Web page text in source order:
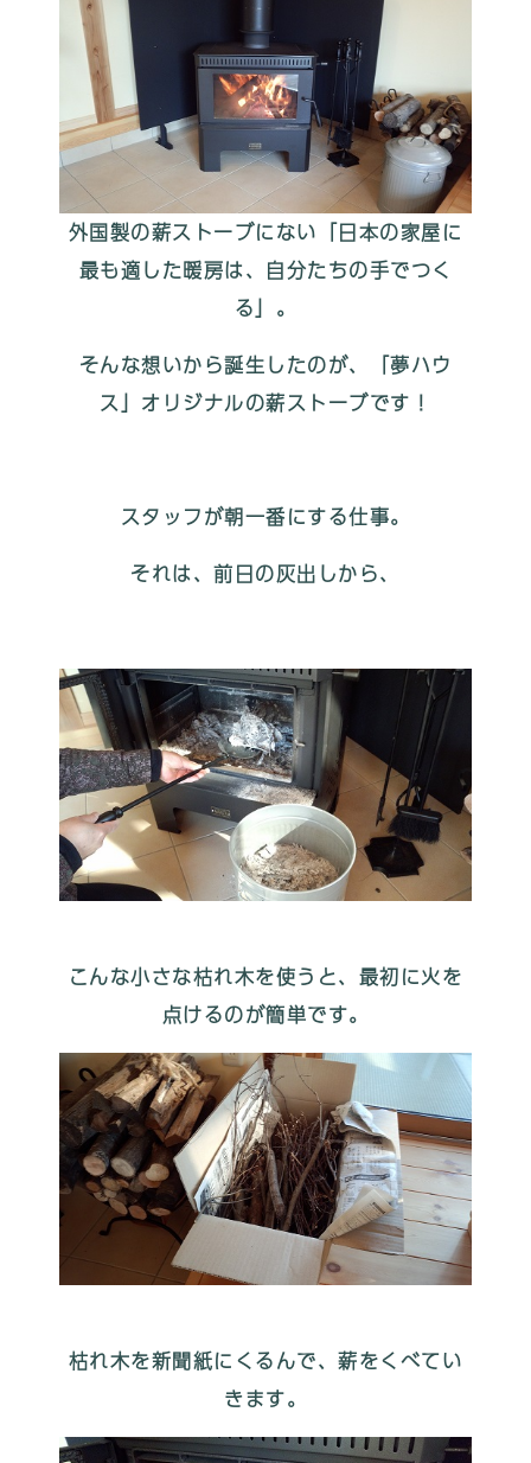
外国製の薪ストーブにない「日本の家屋に
最も適した暖房は、自分たちの手でつく
る」。
そんな想いから誕生したのが、「夢ハウ
ス」オリジナルの薪ストーブです！
スタッフが朝一番にする仕事。
それは、前日の灰出しから、
こんな小さな枯れ木を使うと、最初に火を
点けるのが簡単です。
枯れ木を新聞紙にくるんで、薪をくべてい
きます。